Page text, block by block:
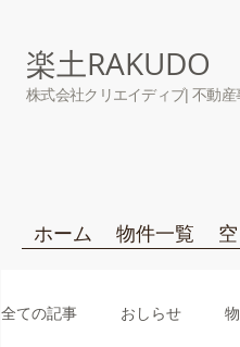
楽土RAKUDO
株式会社クリエイディブ| 不動産
ホーム 物件一覧
全ての記事 おしらせ